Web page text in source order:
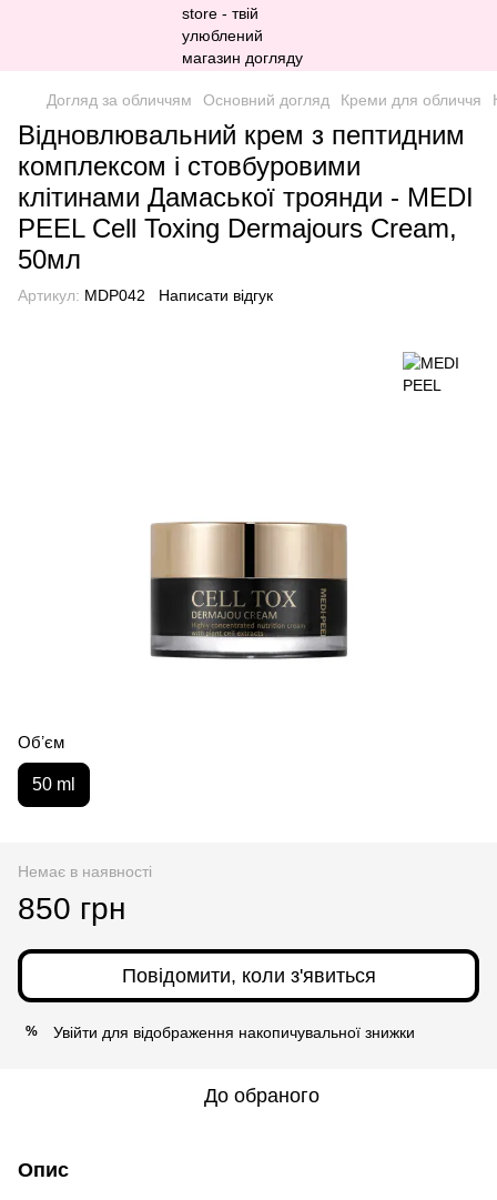
Догляд за обличчям Основний догляд Креми для обличчя
Відновлювальний крем з пептидним
комплексом і стовбуровими
клітинами Дамаської троянди - MEDI
PEEL Cell Toxing Dermajours Cream,
50мл
Артикул: MDP042 Написати відгук
Обʼєм
50 ml
Немає в наявності
850 грн
Повідомити, коли з'явиться
% Увійти для відображення накопичувальної знижки
До обраного
Опис